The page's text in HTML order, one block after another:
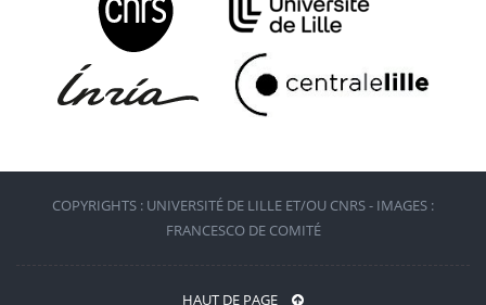
COPYRIGHTS : UNIVERSITÉ DE LILLE ET/OU CNRS - IMAGES :
FRANCESCO DE COMITÉ
HAUT DE PAGE